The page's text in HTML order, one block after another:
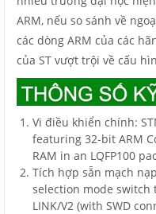
ARM, nếu so sánh về
các dòng ARM của các
của ST vượt trội về cấu
Vi điều khiển chính:
featuring 32-bit ARM
RAM in an LQFP100
Tích hợp sẵn mạch
selection mode switch
LINK/V2 (with SWD